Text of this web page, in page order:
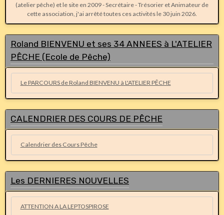
(atelier pêche) et le site en 2009 - Secrétaire - Trésorier et Animateur de
cette association, j'ai arrêté toutes ces activités le 30 juin 2026.
Roland BIENVENU et ses 34 ANNEES à L'ATELIER
PÊCHE (Ecole de Pêche)
Le PARCOURS de Roland BIENVENU à L'ATELIER PÊCHE
CALENDRIER DES COURS DE PÊCHE
Calendrier des Cours Pêche
Les DERNIERES NOUVELLES
ATTENTION A LA LEPTOSPIROSE